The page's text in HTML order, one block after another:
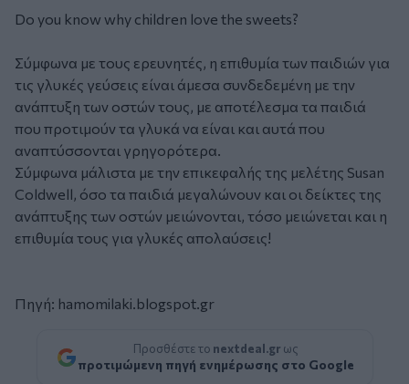
Do you know why children love the sweets?
Σύμφωνα με τους ερευνητές, η επιθυμία των παιδιών για
τις γλυκές γεύσεις είναι άμεσα συνδεδεμένη με την
ανάπτυξη των οστών τους, με αποτέλεσμα τα παιδιά
που προτιμούν τα γλυκά να είναι και αυτά που
αναπτύσσονται γρηγορότερα.
Σύμφωνα μάλιστα με την επικεφαλής της μελέτης Susan
Coldwell, όσο τα παιδιά μεγαλώνουν και οι δείκτες της
ανάπτυξης των οστών μειώνονται, τόσο μειώνεται και η
επιθυμία τους για γλυκές απολαύσεις!
Πηγή: hamomilaki.blogspot.gr
Προσθέστε το nextdeal.gr ως
προτιμώμενη πηγή ενημέρωσης στο Google